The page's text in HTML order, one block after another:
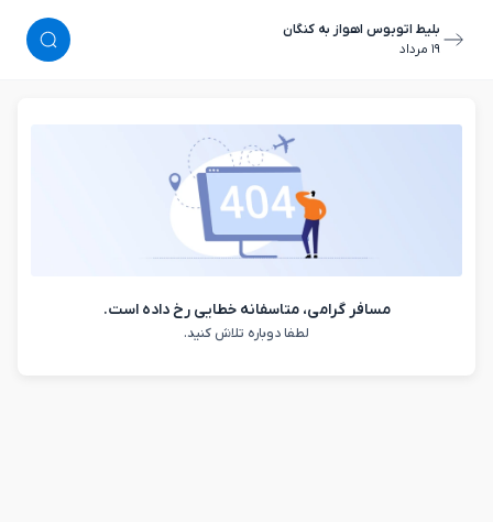
بلیط اتوبوس اهواز به کنگان
١٩ مرداد
مسافر گرامی، متاسفانه خطایی رخ داده است.
لطفا دوباره تلاش کنید.